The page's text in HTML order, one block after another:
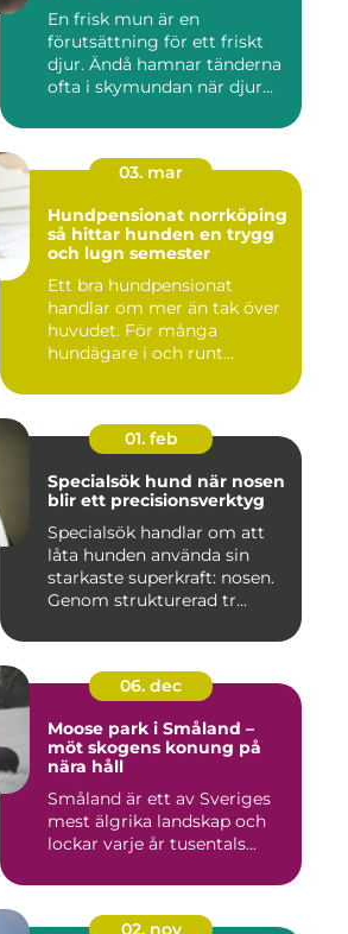
En frisk mun är en
förutsättning för ett friskt
djur. Ändå hamnar tänderna
ofta i skymundan när djur...
03. mar
Hundpensionat norrköping
så hittar hunden en trygg
och lugn semester
Ett bra hundpensionat
handlar om mer än tak över
huvudet. För många
hundägare i och runt
01. feb
Specialsök hund när nosen
blir ett precisionsverktyg
Specialsök handlar om att
låta hunden använda sin
starkaste superkraft: nosen.
Genom strukturerad tr...
06. dec
Moose park i Småland –
möt skogens konung på
nära håll
Småland är ett av Sveriges
mest älgrika landskap och
lockar varje år tusentals...
02. nov